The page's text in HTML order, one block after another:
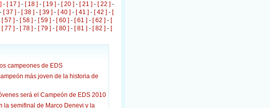
- [ 17 ] - [ 18 ] - [ 19 ] - [ 20 ] - [ 21 ] - [ 22 ] -
- [ 37 ] - [ 38 ] - [ 39 ] - [ 40 ] - [ 41 ] - [ 42 ] - [
[ 57 ] - [ 58 ] - [ 59 ] - [ 60 ] - [ 61 ] - [ 62 ] - [
[ 77 ] - [ 78 ] - [ 79 ] - [ 80 ] - [ 81 ] - [ 82 ] - [
campeones de EDS
más joven de la historia de
será el Campeón de EDS 2010
la semifinal de Marco Denevi y la